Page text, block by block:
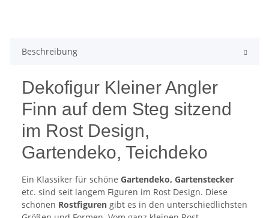
Beschreibung
Dekofigur Kleiner Angler
Finn auf dem Steg sitzend
im Rost Design,
Gartendeko, Teichdeko
Ein Klassiker für schöne Gartendeko, Gartenstecker
etc. sind seit langem Figuren im Rost Design. Diese
schönen Rostfiguren gibt es in den unterschiedlichsten